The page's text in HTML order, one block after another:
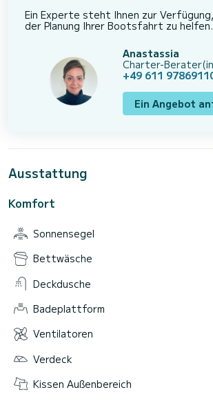
Ein Experte steht Ihnen zur
der Planung Ihrer Bootsfahrt zu helfen.
Anastassia
Charter-
+49 611
Ein Angebot
Ausstattung
Komfort
Sonnensegel
Bettwäsche
Deckdusche
Badeplattform
Ventilatoren
Verdeck
Kissen Außenbereich